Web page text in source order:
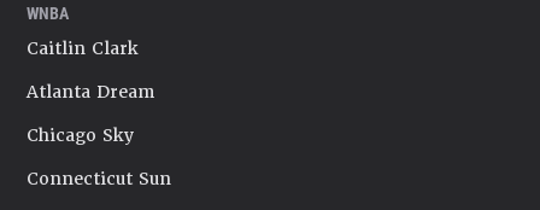
WNBA
Caitlin Clark
Atlanta Dream
Chicago Sky
Connecticut Sun